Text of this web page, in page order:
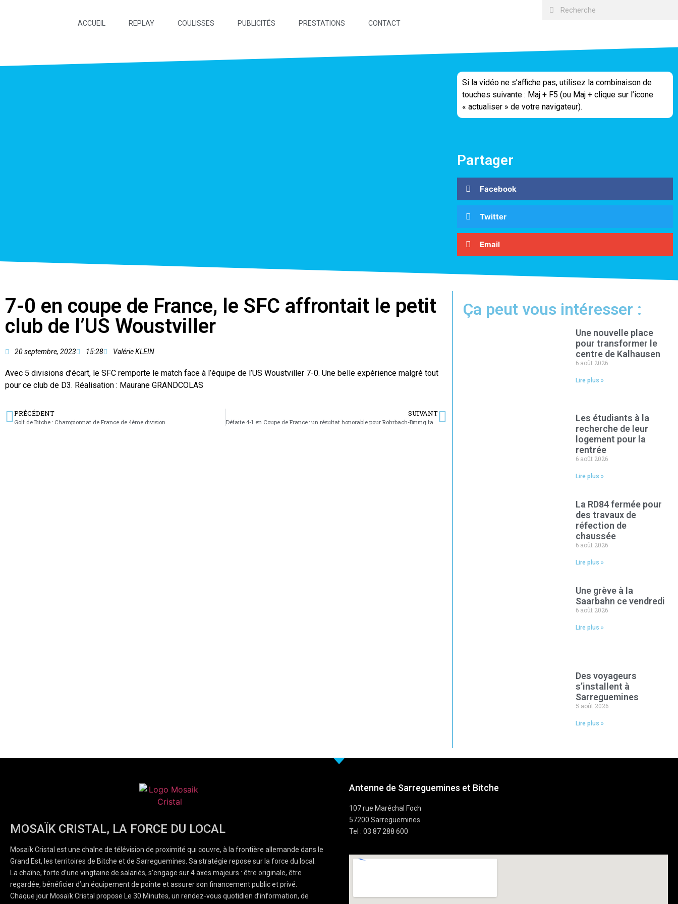
ACCUEIL REPLAY COULISSES PUBLICITÉS PRESTATIONS CONTACT
Si la vidéo ne s’affiche pas, utilisez la combinaison de
touches suivante : Maj + F5 (ou Maj + clique sur l’icone
« actualiser » de votre navigateur).
Partager
Facebook
Twitter
Email
7-0 en coupe de France, le SFC affrontait le petit
club de l’US Woustviller
20 septembre, 2023 15:28 Valérie KLEIN
Avec 5 divisions d’écart, le SFC remporte le match face à l’équipe de l’US Woustviller 7-0. Une belle expérience malgré tout
pour ce club de D3. Réalisation : Maurane GRANDCOLAS
PRÉCÉDENT
Golf de Bitche : Championnat de France de 4ème division
SUIVANT
Défaite 4-1 en Coupe de France : un résultat honorable pour Rohrbach-Bining face à Forbach
Ça peut vous intéresser :
Une nouvelle place
pour transformer le
centre de Kalhausen
6 août 2026
Lire plus »
Les étudiants à la
recherche de leur
logement pour la
rentrée
6 août 2026
Lire plus »
La RD84 fermée pour
des travaux de
réfection de
chaussée
6 août 2026
Lire plus »
Une grève à la
Saarbahn ce vendredi
6 août 2026
Lire plus »
Des voyageurs
s’installent à
Sarreguemines
5 août 2026
Lire plus »
MOSAÏK CRISTAL, LA FORCE DU LOCAL
Mosaïk Cristal est une chaîne de télévision de proximité qui couvre, à la frontière allemande dans le
Grand Est, les territoires de Bitche et de Sarreguemines. Sa stratégie repose sur la force du local.
La chaîne, forte d’une vingtaine de salariés, s’engage sur 4 axes majeurs : être originale, être
regardée, bénéficier d’un équipement de pointe et assurer son financement public et privé.
Chaque jour Mosaïk Cristal propose Le 30 Minutes, un rendez-vous quotidien d’information, de
Antenne de Sarreguemines et Bitche
107 rue Maréchal Foch
57200 Sarreguemines
Tel : 03 87 288 600